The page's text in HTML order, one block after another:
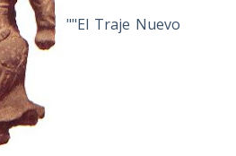
""El Traje Nuevo